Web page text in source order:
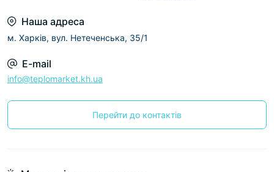
Наша адреса
м. Харків, вул. Нетеченська, 35/1
E-mail
info@teplomarket.kh.ua
Перейти до контактів